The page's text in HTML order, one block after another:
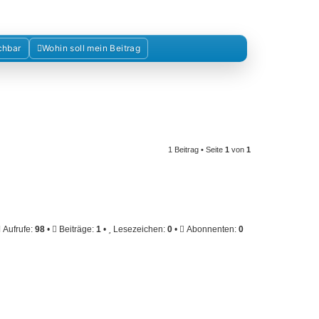
Wohin soll mein Beitrag
1 Beitrag • Seite 1 von 1
Aufrufe: 98 • Beiträge: 1 • Lesezeichen: 0 • Abonnenten: 0